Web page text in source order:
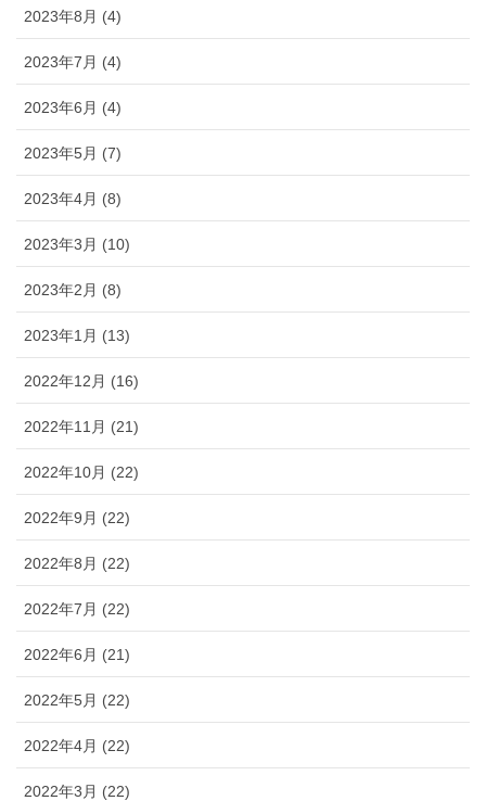
2023年8月 (4)
2023年7月 (4)
2023年6月 (4)
2023年5月 (7)
2023年4月 (8)
2023年3月 (10)
2023年2月 (8)
2023年1月 (13)
2022年12月 (16)
2022年11月 (21)
2022年10月 (22)
2022年9月 (22)
2022年8月 (22)
2022年7月 (22)
2022年6月 (21)
2022年5月 (22)
2022年4月 (22)
2022年3月 (22)